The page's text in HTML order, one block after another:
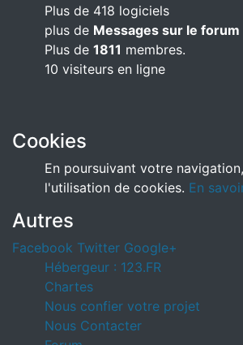
Plus de 418 logiciels
plus de Messages sur le forum
Plus de 1811 membres.
10 visiteurs en ligne
Cookies
En poursuivant votre
l'utilisation de cookies. En
Autres
Facebook Twitter Google+
Hébergeur : 123.FR
Chartes
Nous confier votre projet
Nous Contacter